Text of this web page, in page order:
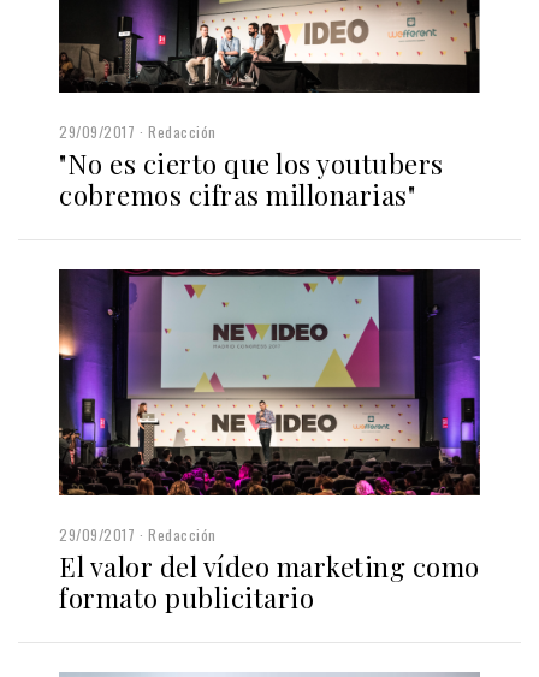
29/09/2017 Redacción
"No es cierto que los youtubers
cobremos cifras millonarias"
29/09/2017 Redacción
El valor del vídeo marketing como
formato publicitario